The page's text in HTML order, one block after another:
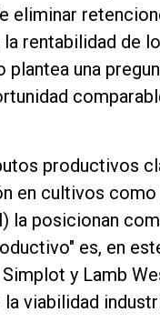
eliminar
rentabilidad de
una
productivos
en cultivos
la posicionan
es, en
y Lamb
viabilidad